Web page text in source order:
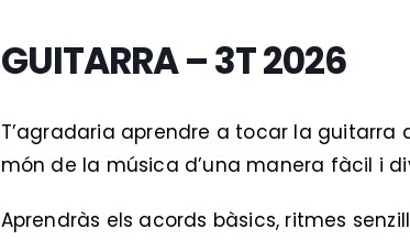
GUITARRA – 3T 2026
T’agradaria aprendre a tocar la guitarra
món de la música d’una manera fàcil i
Aprendràs els acords bàsics, ritmes